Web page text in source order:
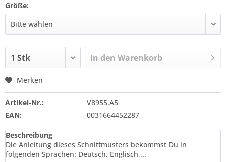
Größe:
In den Warenkorb
Merken
Artikel-Nr.:
V8955.A5
EAN:
0031664452287
Beschreibung
Die Anleitung dieses Schnittmusters bekommst Du in
folgenden Sprachen: Deutsch, Englisch,...